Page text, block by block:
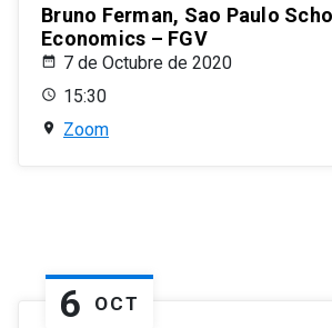
Bruno Ferman, Sao Paulo
Economics – FGV
7 de Octubre de 2020
15:30
Zoom
6 OCT